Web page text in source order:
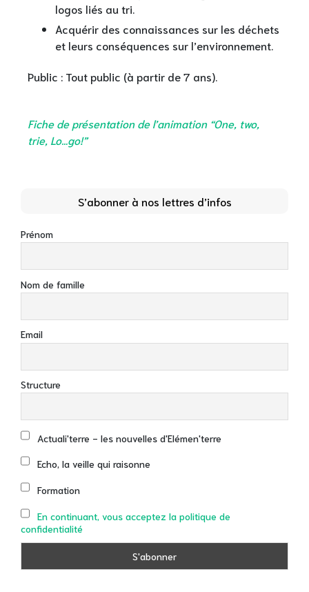
logos liés au tri.
Acquérir des connaissances sur les déchets
et leurs conséquences sur l’environnement.
Public : Tout public (à partir de 7 ans).
Fiche de présentation de l’animation “One, two,
trie, Lo…go!”
S’abonner à nos lettres d’infos
Prénom
Nom de famille
Email
Structure
Actuali'terre - les nouvelles d'Elémen'terre
Echo, la veille qui raisonne
Formation
En continuant, vous acceptez la politique de
confidentialité